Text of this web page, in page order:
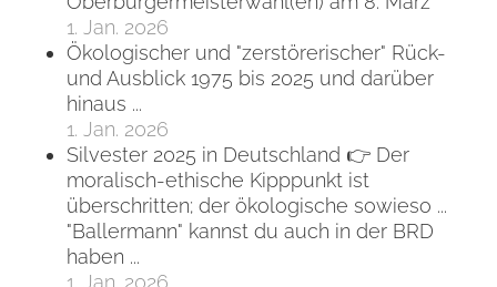
1. Jan. 2026
Ökologischer und "zerstörerischer" Rück-
und Ausblick 1975 bis 2025 und darüber
hinaus ...
1. Jan. 2026
Silvester 2025 in Deutschland 👉 Der
moralisch-ethische Kipppunkt ist
überschritten; der ökologische sowieso ...
"Ballermann" kannst du auch in der BRD
haben ...
1. Jan. 2026